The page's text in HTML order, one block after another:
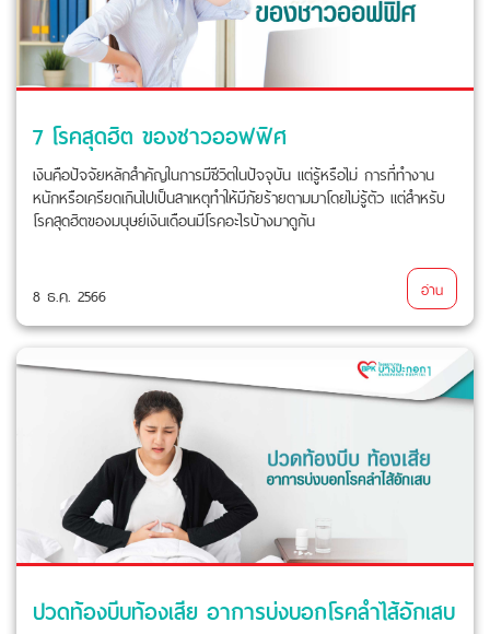
7 โรคสุดฮิต ของชาวออฟฟิศ
เงินคือปัจจัยหลักสำคัญในการมีชีวิตในปัจจุบัน แต่รู้หรือไม่ การที่ทำงาน
หนักหรือเครียดเกินไปเป็นสาเหตุทำให้มีภัยร้ายตามมาโดยไม่รู้ตัว แต่สำหรับ
โรคสุดฮิตของมนุษย์เงินเดือนมีโรคอะไรบ้างมาดูกัน
8 ธ.ค. 2566 อ่าน
ปวดท้องบีบท้องเสีย อาการบ่งบอกโรคลำไส้อักเสบ